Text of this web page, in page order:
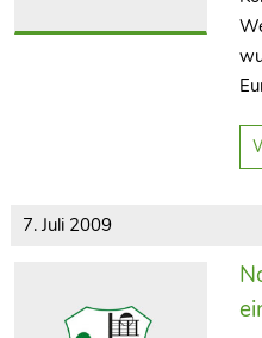
7. Juli 2009